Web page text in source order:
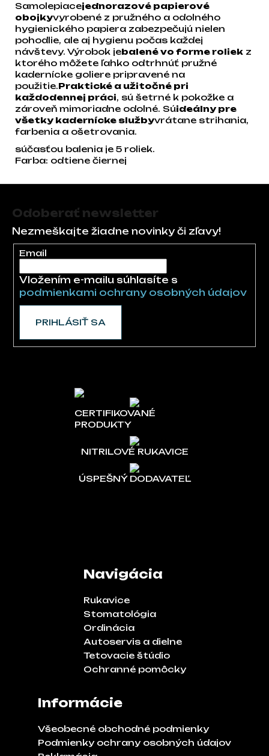
Samolepiacejednorazové papierové
obojkyvyrobené z pružného a odolného
hygienického papiera zabezpečujú nielen
pohodlie, ale aj hygienu počas každej
návštevy. Výrobok jebalené vo forme roliek z
ktorého môžete ľahko odtrhnúť pružné
kadernícke goliere pripravené na
použitie.Praktické a užitočné pri
každodennej práci, sú šetrné k pokožke a
zároveň mimoriadne odolné. Súideálny pre
všetky kadernícke službyvrátane strihania,
farbenia a ošetrovania.
súčasťou balenia je 5 roliek.
Farba: odtiene čiernej
Odoberať newsletter
Nezmeškajte žiadne novinky či zľavy!
Email
Vložením e-mailu súhlasíte s
podmienkami ochrany osobných údajov
PRIHLÁSIŤ SA
CERTIFIKOVANÉ
PRODUKTY
NITRILOVÉ RUKAVICE
ÚSPEŠNÝ DODAVATEĽ
Navigácia
Rukavice
Stomatológia
Ordinácia
Autoservis a dielne
Tetovacie štúdio
Ochranné pomôcky
Informácie
Všeobecné obchodné podmienky
Podmienky ochrany osobných údajov